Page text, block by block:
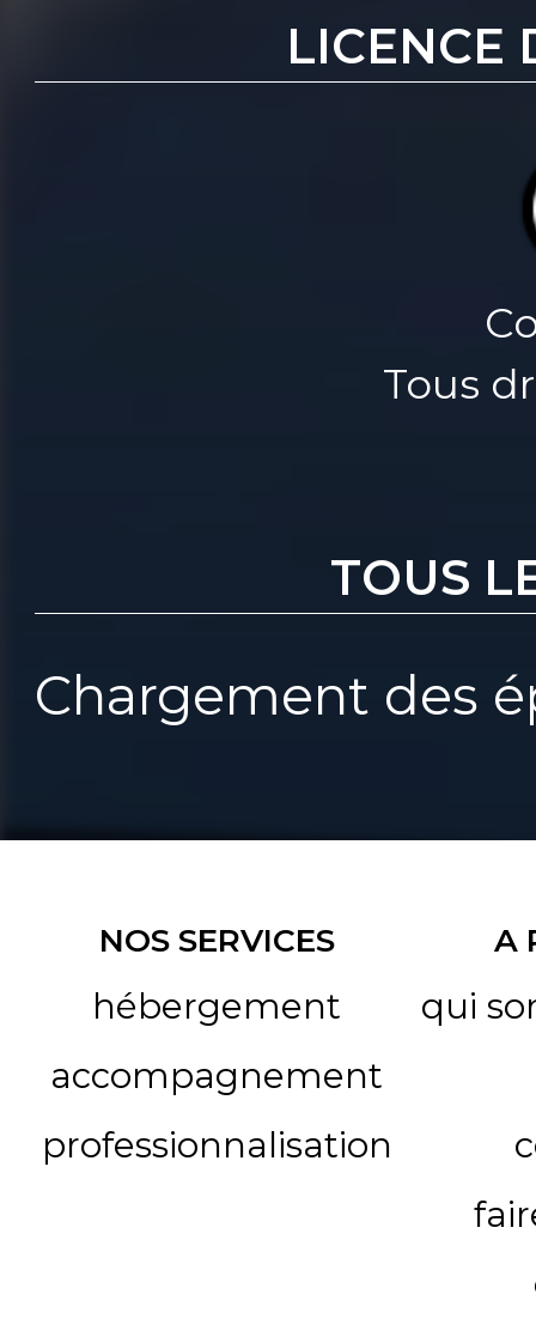
LICENCE
Tous
TOUS
Chargement des
NOS SERVICES
hébergement
accompagnement
professionnalisation
A
qui